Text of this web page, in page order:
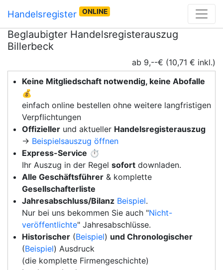
Handelsregister ONLINE
Beglaubigter Handelsregisterauszug
Billerbeck
ab 9,--€ (10,71 € inkl.)
Keine Mitgliedschaft notwendig, keine Abofalle
💰
einfach online bestellen ohne weitere langfristigen
Verpflichtungen
Offizieller und aktueller Handelsregisterauszug
→ Beispielsauszug öffnen
Express-Service ⏱️
Ihr Auszug in der Regel sofort downladen.
Alle Geschäftsführer & komplette
Gesellschafterliste
Jahresabschluss/Bilanz Beispiel.
Nur bei uns bekommen Sie auch "Nicht-
veröffentlichte" Jahresabschlüsse.
Historischer (Beispiel) und Chronologischer
(Beispiel) Ausdruck
(die komplette Firmengeschichte)